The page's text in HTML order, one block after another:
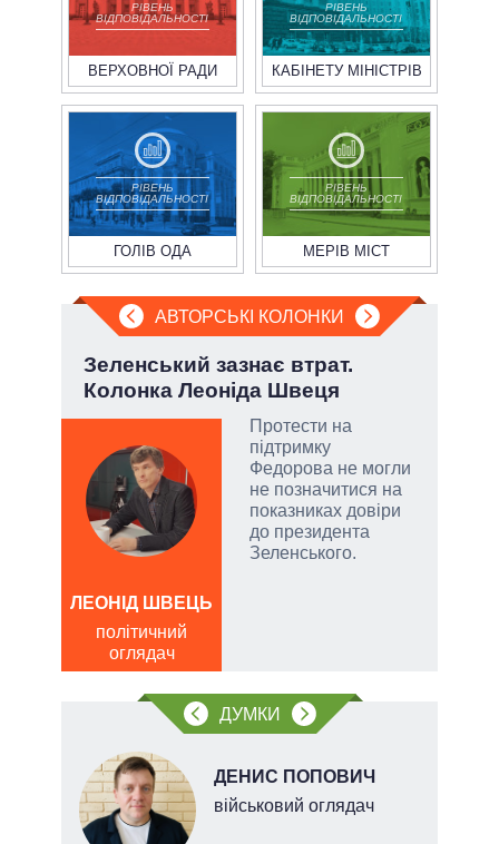
РІВЕНЬ
ВІДПОВІДАЛЬНОСТІ
ВЕРХОВНОЇ РАДИ
РІВЕНЬ
ВІДПОВІДАЛЬНОСТІ
КАБІНЕТУ МІНІСТРІВ
РІВЕНЬ
ВІДПОВІДАЛЬНОСТІ
ГОЛІВ ОДА
РІВЕНЬ
ВІДПОВІДАЛЬНОСТІ
МЕРІВ МІСТ
АВТОРСЬКІ КОЛОНКИ
Зеленський зазнає втрат.
Колонка Леоніда Швеця
Протести на
підтримку
Федорова не могли
не позначитися на
показниках довіри
до президента
Зеленського.
ЛЕОНІД ШВЕЦЬ
політичний
оглядач
ДУМКИ
ДЕНИС ПОПОВИЧ
військовий оглядач